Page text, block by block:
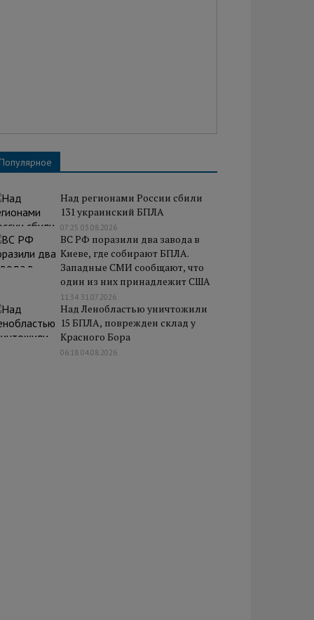
Популярное
Над регионами России сбили
131 украинский БПЛА
07:25 03.08.2026
ВС РФ поразили два завода в
Киеве, где собирают БПЛА.
Западные СМИ сообщают, что
один из них принадлежит США
11:34 31.07.2026
Над Ленобластью уничтожили
15 БПЛА, поврежден склад у
Красного Бора
06:18 04.08.2026